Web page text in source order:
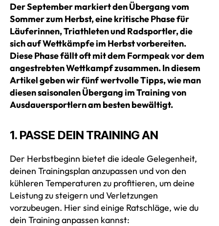
Der September markiert den Übergang vom
Sommer zum Herbst, eine kritische Phase für
Läuferinnen, Triathleten und Radsportler, die
sich auf Wettkämpfe im Herbst vorbereiten.
Diese Phase fällt oft mit dem Formpeak vor dem
angestrebten Wettkampf zusammen. In diesem
Artikel geben wir fünf wertvolle Tipps, wie man
diesen saisonalen Übergang im Training von
Ausdauersportlern am besten bewältigt.
1. PASSE DEIN TRAINING AN
Der Herbstbeginn bietet die ideale Gelegenheit,
deinen Trainingsplan anzupassen und von den
kühleren Temperaturen zu profitieren, um deine
Leistung zu steigern und Verletzungen
vorzubeugen. Hier sind einige Ratschläge, wie du
dein Training anpassen kannst: